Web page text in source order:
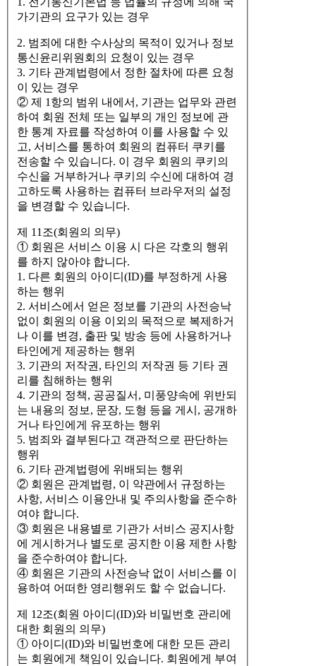
가기관의 요구가 있는 경우
2. 범죄에 대한 수사상의 목적이 있거나 정보
통신윤리위원회의 요청이 있는 경우
3. 기타 관계법령에서 정한 절차에 따른 요청
이 있는 경우
② 제 1항의 범위 내에서, 기관는 업무와 관련
하여 회원 전체 또는 일부의 개인 정보에 관
한 통계 자료를 작성하여 이를 사용할 수 있
고, 서비스를 통하여 회원의 컴퓨터 쿠키를
전송할 수 있습니다. 이 경우 회원의 쿠키의
수신을 거부하거나 쿠키의 수신에 대하여 경
고하도록 사용하는 컴퓨터 브라우저의 설정
을 변경할 수 있습니다.
제 11조(회원의 의무)
① 회원은 서비스 이용 시 다은 각호의 행위
를 하지 않아야 합니다.
1. 다른 회원의 아이디(ID)를 부정하게 사용
하는 행위
2. 서비스에서 얻은 정보를 기관의 사전승낙
없이 회원의 이용 이외의 목적으로 복제하거
나 이를 변경, 출판 및 방송 등에 사용하거나
타인에게 제공하는 행위
3. 기관의 저작권, 타인의 저작권 등 기타 권
리를 침해하는 행위
4. 기관의 정책, 공공질서, 미풍양속에 위반되
는 내용의 정보, 문장, 도형 등을 게시, 공개하
거나 타인에게 유포하는 행위
5. 범죄와 결부된다고 객관적으로 판단하는
행위
6. 기타 관계법령에 위배되는 행위
② 회원은 관계법령, 이 약관에서 규정하는
사항, 서비스 이용안내 및 주의사항을 준수하
여야 합니다.
③ 회원은 내용별로 기관가 서비스 공지사항
에 게시하거나 별도로 공지한 이용 제한 사항
을 준수하여야 합니다.
④ 회원은 기관의 사전승낙 없이 서비스를 이
용하여 어떠한 영리행위도 할 수 없습니다.
제 12조(회원 아이디(ID)와 비밀번호 관리에
대한 회원의 의무)
① 아이디(ID)와 비밀번호에 대한 모든 관리
는 회원에게 책임이 있습니다. 회원에게 부여